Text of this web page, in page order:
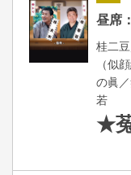
昼席
桂二
（似
の眞
若
★